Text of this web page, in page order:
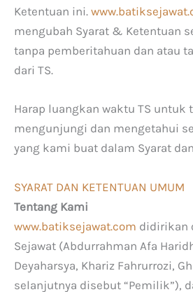
Ketentuan ini.
mengubah Syarat & Ketentuan
tanpa pemberitahuan dan atau
dari TS.
Harap luangkan waktu TS untuk
mengunjungi dan mengetahui
yang kami buat dalam Syarat
SYARAT DAN KETENTUAN UMUM
Tentang Kami
www.batiksejawat.com didirikan
Sejawat (Abdurrahman Afa
Deyaharsya, Khariz Fahrurrozi,
selanjutnya disebut “Pemilik”),